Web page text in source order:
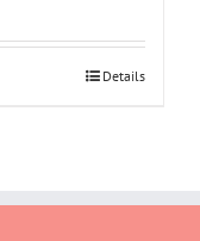
Details